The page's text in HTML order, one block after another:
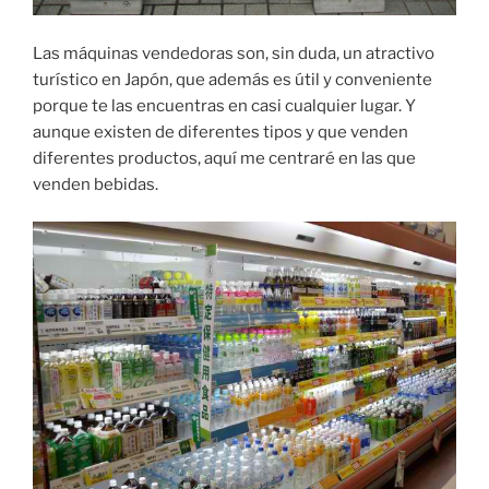
Las máquinas vendedoras son, sin duda, un atractivo
turístico en Japón, que además es útil y conveniente
porque te las encuentras en casi cualquier lugar. Y
aunque existen de diferentes tipos y que venden
diferentes productos, aquí me centraré en las que
venden bebidas.